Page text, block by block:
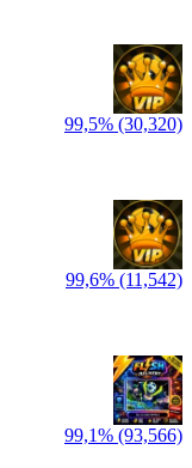
99,5% (30,320)
99,6% (11,542)
99,1% (93,566)